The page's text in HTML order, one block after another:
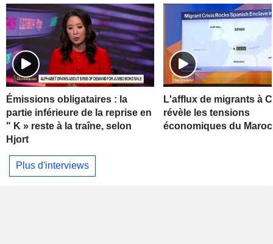
Émissions obligataires : la
partie inférieure de la reprise en
" K » reste à la traîne, selon
Hjort
L'afflux de migrants à
révèle les tensions
économiques du Maroc
Plus d'interviews